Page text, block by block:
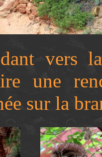
vers
une
sur la